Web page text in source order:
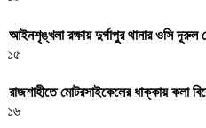
আইনশৃঙ্খলা রক্ষায় দুর্গাপুর থানার ওসি দূরুল
১৫
রাজশাহীতে মোটরসাইকেলের ধাক্কায় কলা
১৬